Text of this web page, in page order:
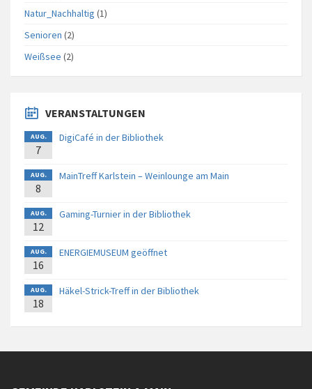
Natur_Nachhaltig (1)
Senioren (2)
Weißsee (2)
VERANSTALTUNGEN
AUG.
7
DigiCafé in der Bibliothek
AUG.
8
MainTreff Karlstein – Weinlounge am Main
AUG.
12
Gaming-Turnier in der Bibliothek
AUG.
16
ENERGIEMUSEUM geöffnet
AUG.
18
Häkel-Strick-Treff in der Bibliothek